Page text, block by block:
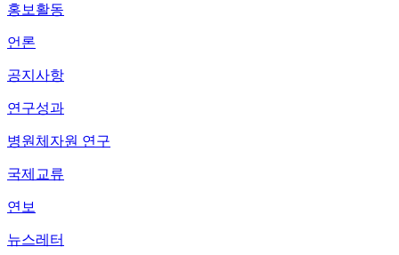
홍보활동
언론
공지사항
연구성과
병원체자원 연구
국제교류
연보
뉴스레터